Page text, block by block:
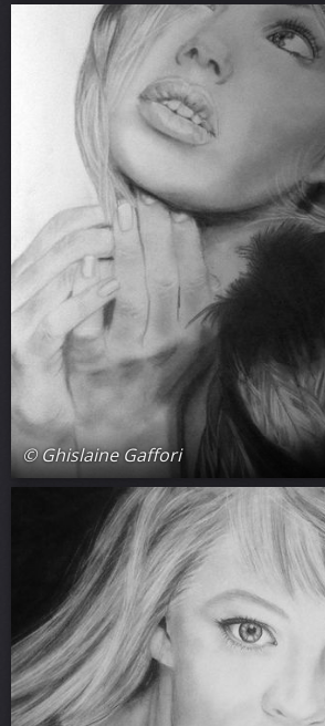
© Ghislaine Gaffori